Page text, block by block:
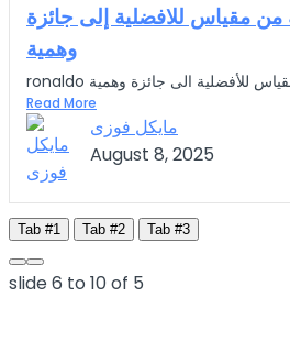
من مقياس للافضلية إلى جائزة
وهمية
Read More
مايكل فوزى
August 8, 2025
Tab #1 Tab #2 Tab #3
slide6 to 10of 5